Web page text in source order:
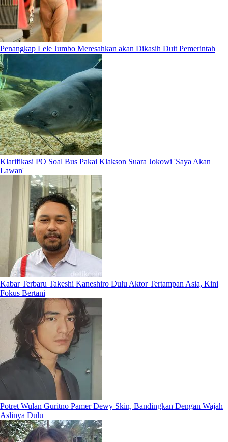
Penangkap Lele Jumbo Meresahkan akan Dikasih Duit Pemerintah
Klarifikasi PO Soal Bus Pakai Klakson Suara Jokowi 'Saya Akan
Lawan'
Kabar Terbaru Takeshi Kaneshiro Dulu Aktor Tertampan Asia, Kini
Fokus Bertani
Potret Wulan Guritno Pamer Dewy Skin, Bandingkan Dengan Wajah
Aslinya Dulu